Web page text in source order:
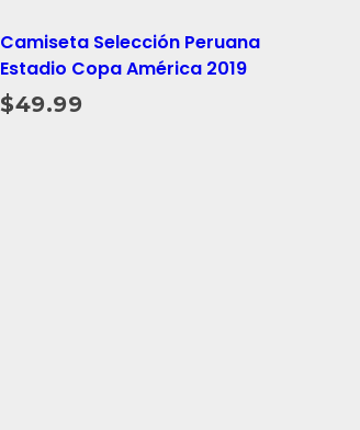
Camiseta Selección Peruana
Estadio Copa América 2019
$49.99